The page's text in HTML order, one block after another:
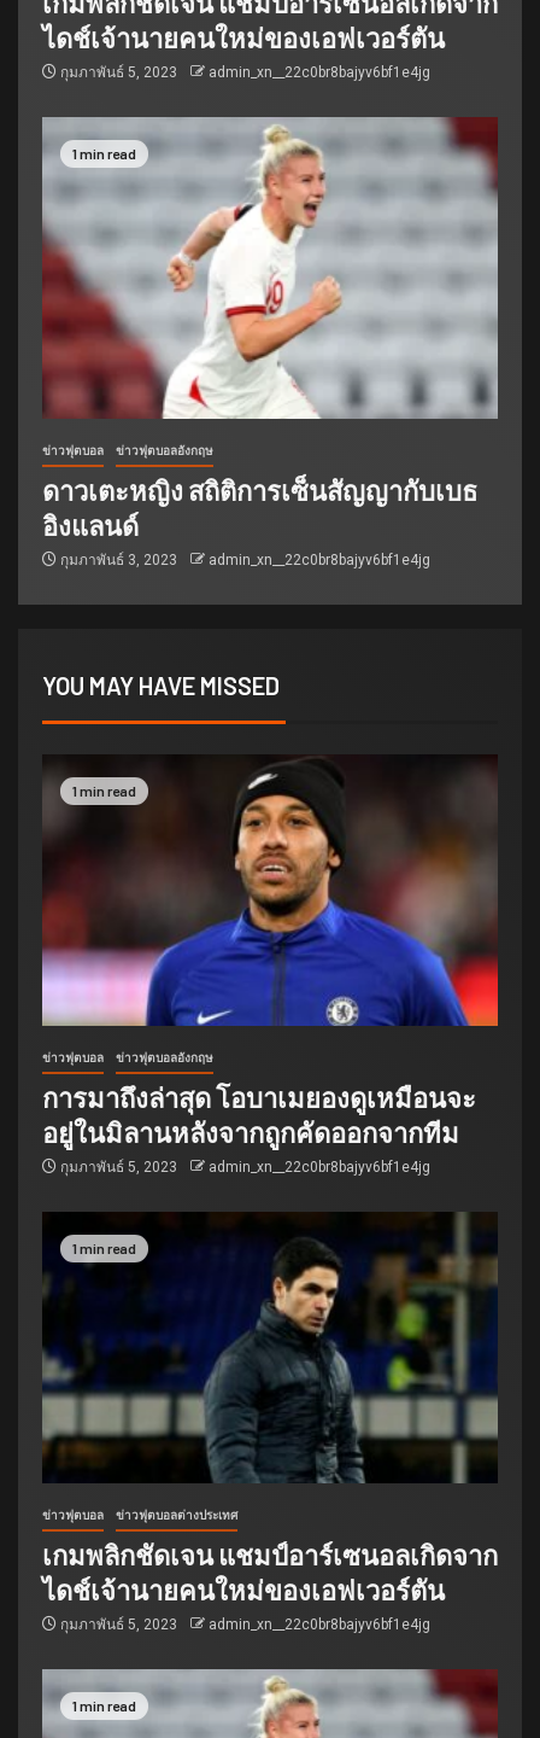
ไดช์เจ้านายคนใหม่ของเอฟเวอร์ตัน
กุมภาพันธ์ 5, 2023 admin_xn__22c0br8bajyv6bf1e4jg
1 min read
ข่าวฟุตบอล ข่าวฟุตบอลอังกฤษ
ดาวเตะหญิง สถิติการเซ็นสัญญากับเบธ
อิงแลนด์
กุมภาพันธ์ 3, 2023 admin_xn__22c0br8bajyv6bf1e4jg
YOU MAY HAVE MISSED
1 min read
ข่าวฟุตบอล ข่าวฟุตบอลอังกฤษ
การมาถึงล่าสุด โอบาเมยองดูเหมือนจะ
อยู่ในมิลานหลังจากถูกคัดออกจากทีม
กุมภาพันธ์ 5, 2023 admin_xn__22c0br8bajyv6bf1e4jg
1 min read
ข่าวฟุตบอล ข่าวฟุตบอลต่างประเทศ
เกมพลิกชัดเจน แชมป์อาร์เซนอลเกิดจาก
ไดช์เจ้านายคนใหม่ของเอฟเวอร์ตัน
กุมภาพันธ์ 5, 2023 admin_xn__22c0br8bajyv6bf1e4jg
1 min read